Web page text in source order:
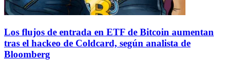
Los flujos de entrada en ETF de Bitcoin aumentan
tras el hackeo de Coldcard, según analista de
Bloomberg